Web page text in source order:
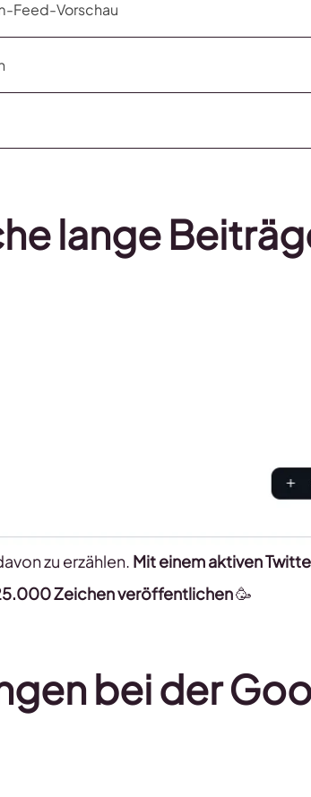
Feed-Vorschau
lange
zu erzählen. Mit einem aktiven
Zeichen veröffentlichen🥳
bei der